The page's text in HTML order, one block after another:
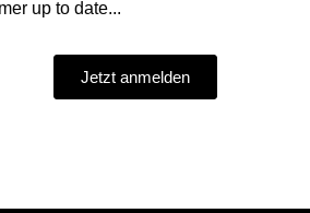
up to date...
Jetzt anmelden